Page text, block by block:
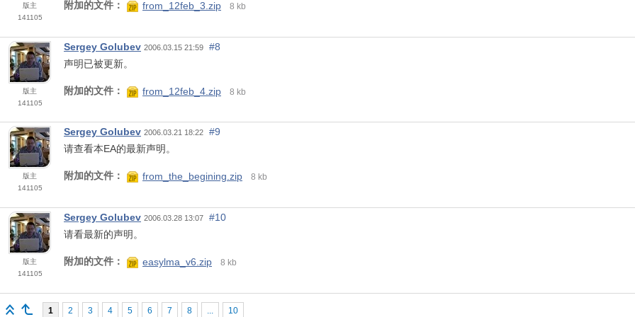
版主
141105
附加的文件： from_12feb_3.zip 8 kb
版主
141105
Sergey Golubev 2006.03.15 21:59
#8
声明已被更新。
附加的文件： from_12feb_4.zip 8 kb
版主
141105
Sergey Golubev 2006.03.21 18:22
#9
请查看本EA的最新声明。
附加的文件： from_the_begining.zip 8 kb
版主
141105
Sergey Golubev 2006.03.28 13:07
#10
请看最新的声明。
附加的文件： easylma_v6.zip 8 kb
1 2 3 4 5 6 7 8 ... 10